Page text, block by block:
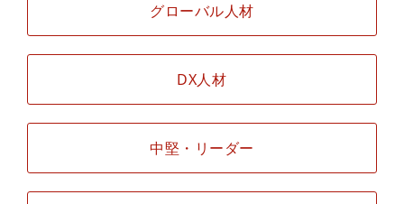
グローバル人材
DX人材
中堅・リーダー